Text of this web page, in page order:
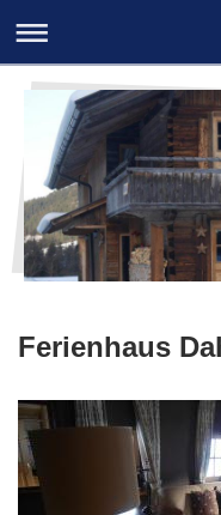
Ferienhaus